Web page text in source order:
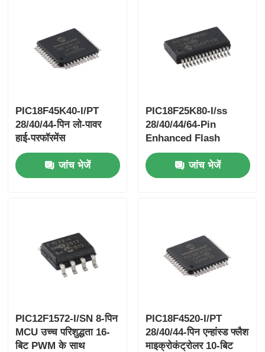
PIC18F45K40-I/PT
28/40/44-पिन लो-पावर
हाई-परफॉरमेंस
माइक्रोकंट्रोलर एक्सएलपी
टेक्नोलॉजी के साथ
जांच भेजें
PIC18F25K80-I/ss
28/40/44/64-Pin
Enhanced Flash
Microcontrollerswith
ECANTM XLP
Technology
जांच भेजें
PIC12F1572-I/SN 8-पिन
MCU उच्च परिशुद्धता 16-
बिट PWM के साथ
PIC18F4520-I/PT
28/40/44-पिन एन्हांस्ड फ्लैश
माइक्रोकंट्रोलर 10-बिट